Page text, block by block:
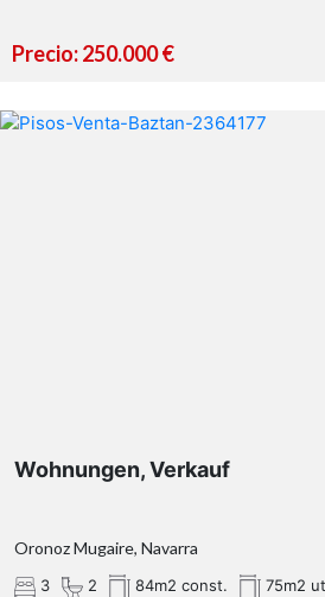
Precio: 250.000 €
Wohnungen, Verkauf
Oronoz Mugaire, Navarra
3 2 84m2 const. 75m2